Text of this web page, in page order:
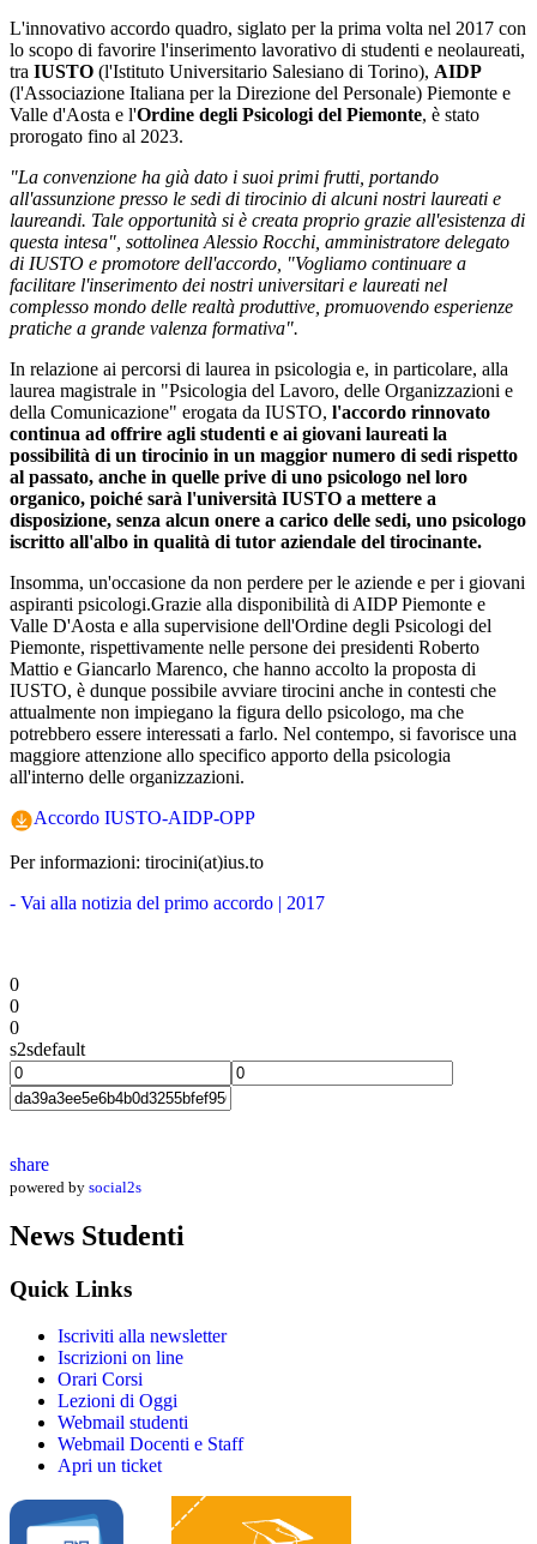
L'innovativo accordo quadro, siglato per la prima volta nel 2017 con
lo scopo di favorire l'inserimento lavorativo di studenti e neolaureati,
tra IUSTO (l'Istituto Universitario Salesiano di Torino), AIDP
(l'Associazione Italiana per la Direzione del Personale) Piemonte e
Valle d'Aosta e l'Ordine degli Psicologi del Piemonte, è stato
prorogato fino al 2023.
"La convenzione ha già dato i suoi primi frutti, portando
all'assunzione presso le sedi di tirocinio di alcuni nostri laureati e
laureandi. Tale opportunità si è creata proprio grazie all'esistenza di
questa intesa", sottolinea Alessio Rocchi, amministratore delegato
di IUSTO e promotore dell'accordo, "Vogliamo continuare a
facilitare l'inserimento dei nostri universitari e laureati nel
complesso mondo delle realtà produttive, promuovendo esperienze
pratiche a grande valenza formativa".
In relazione ai percorsi di laurea in psicologia e, in particolare, alla
laurea magistrale in "Psicologia del Lavoro, delle Organizzazioni e
della Comunicazione" erogata da IUSTO, l'accordo rinnovato
continua ad offrire agli studenti e ai giovani laureati la
possibilità di un tirocinio in un maggior numero di sedi rispetto
al passato, anche in quelle prive di uno psicologo nel loro
organico, poiché sarà l'università IUSTO a mettere a
disposizione, senza alcun onere a carico delle sedi, uno psicologo
iscritto all'albo in qualità di tutor aziendale del tirocinante.
Insomma, un'occasione da non perdere per le aziende e per i giovani
aspiranti psicologi.Grazie alla disponibilità di AIDP Piemonte e
Valle D'Aosta e alla supervisione dell'Ordine degli Psicologi del
Piemonte, rispettivamente nelle persone dei presidenti Roberto
Mattio e Giancarlo Marenco, che hanno accolto la proposta di
IUSTO, è dunque possibile avviare tirocini anche in contesti che
attualmente non impiegano la figura dello psicologo, ma che
potrebbero essere interessati a farlo. Nel contempo, si favorisce una
maggiore attenzione allo specifico apporto della psicologia
all'interno delle organizzazioni.
Accordo IUSTO-AIDP-OPP
Per informazioni: tirocini(at)ius.to
- Vai alla notizia del primo accordo | 2017
0
0
0
s2sdefault
share
powered by social2s
News Studenti
Quick Links
Iscriviti alla newsletter
Iscrizioni on line
Orari Corsi
Lezioni di Oggi
Webmail studenti
Webmail Docenti e Staff
Apri un ticket